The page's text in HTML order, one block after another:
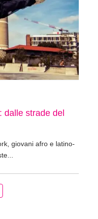
dalle strade del
giovani afro e latino-